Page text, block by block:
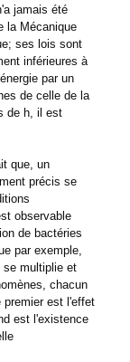
jamais été
la Mécanique
ses lois sont
inférieures à
par un
de celle de la
de h, il est
que, un
précis se
observable
de bactéries
par exemple,
se multiplie et
chacun
premier est l'effet
est l'existence